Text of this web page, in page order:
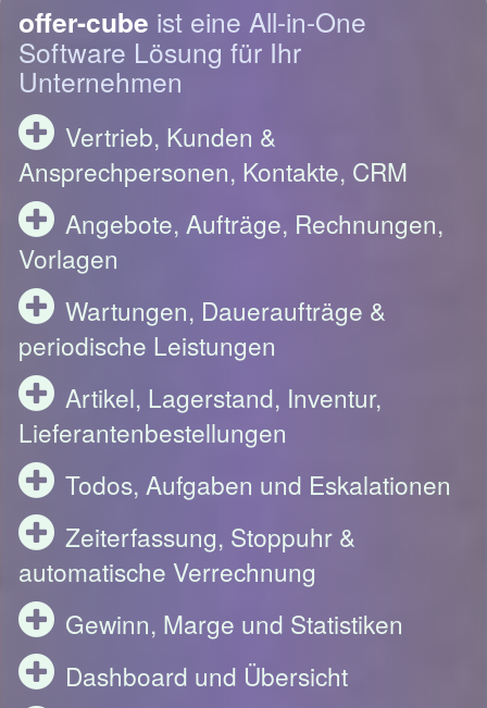
offer-cube ist eine All-in-One
Software Lösung für Ihr
Unternehmen
Vertrieb, Kunden &
Ansprechpersonen, Kontakte, CRM
Angebote, Aufträge, Rechnungen,
Vorlagen
Wartungen, Daueraufträge &
periodische Leistungen
Artikel, Lagerstand, Inventur,
Lieferantenbestellungen
Todos, Aufgaben und Eskalationen
Zeiterfassung, Stoppuhr &
automatische Verrechnung
Gewinn, Marge und Statistiken
Dashboard und Übersicht